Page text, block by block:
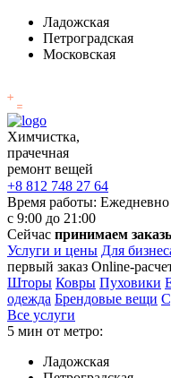
Ладожская
Петроградская
Московская
Химчистка,
прачечная
ремонт вещей
+8 812 748 27 64
Время работы: Ежедневно
с 9:00 до 21:00
Сейчас принимаем
Услуги и цены Для
первый заказ Online-
Шторы Ковры Пуховики
одежда Брендовые вещи
Все услуги
5 мин от метро:
Ладожская